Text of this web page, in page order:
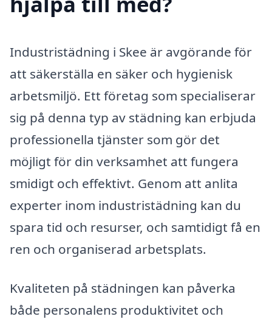
Industristädning i Skee är avgörande för
att säkerställa en säker och hygienisk
arbetsmiljö. Ett företag som specialiserar
sig på denna typ av städning kan erbjuda
professionella tjänster som gör det
möjligt för din verksamhet att fungera
smidigt och effektivt. Genom att anlita
experter inom industristädning kan du
spara tid och resurser, och samtidigt få en
ren och organiserad arbetsplats.
Kvaliteten på städningen kan påverka
både personalens produktivitet och